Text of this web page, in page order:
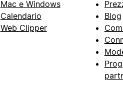
Mac e Windows
Calendario
Web Clipper
Blog